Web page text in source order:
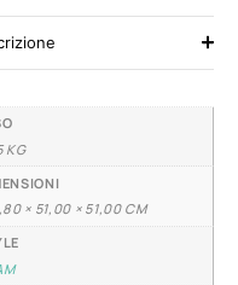
KG
× 51,00 × 51,00 CM